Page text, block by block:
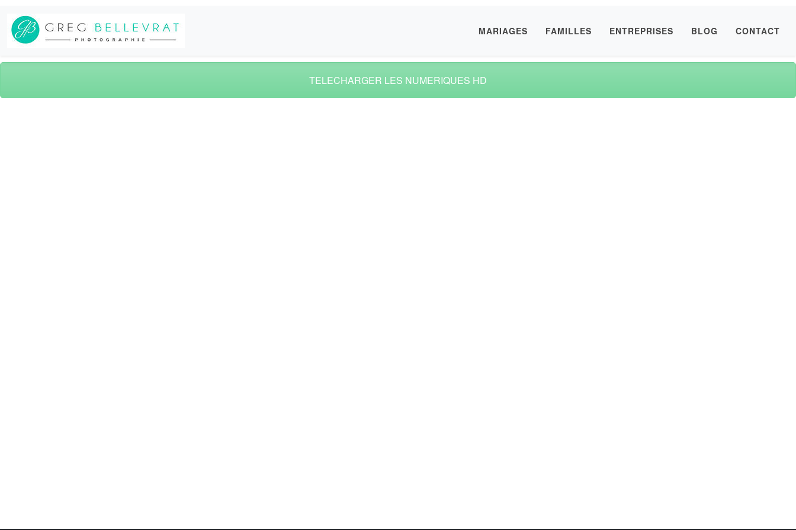
MARIAGES FAMILLES ENTREPRISES BLOG CONTACT
TELECHARGER LES NUMERIQUES HD